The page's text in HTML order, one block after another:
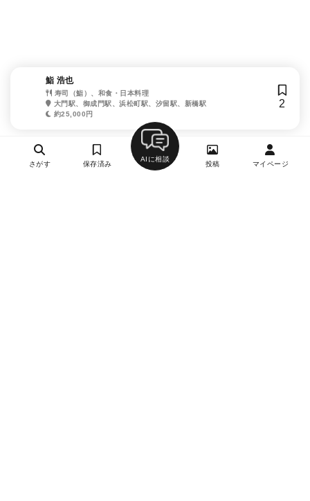
鮨 浩也
寿司（鮨）、和食・日本料理
大門駅、御成門駅、浜松町駅、汐留駅、新橋駅
約25,000円
2
さがす 保存済み
AIに相談
投稿 マイページ